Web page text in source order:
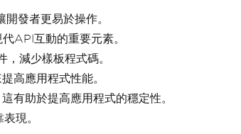
發者更易於操作。
API互動的重要元素。
減少樣板程式碼。
高應用程式性能。
有助於提高應用程式的穩定性。
現。